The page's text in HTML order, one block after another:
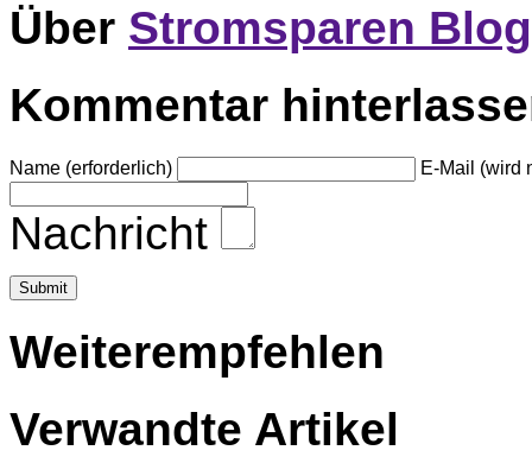
Über Stromsparen Blog
Kommentar
Name (erforderlich) E-Mail (wird
Nachricht
Weiterempfehlen
Verwandte Artikel